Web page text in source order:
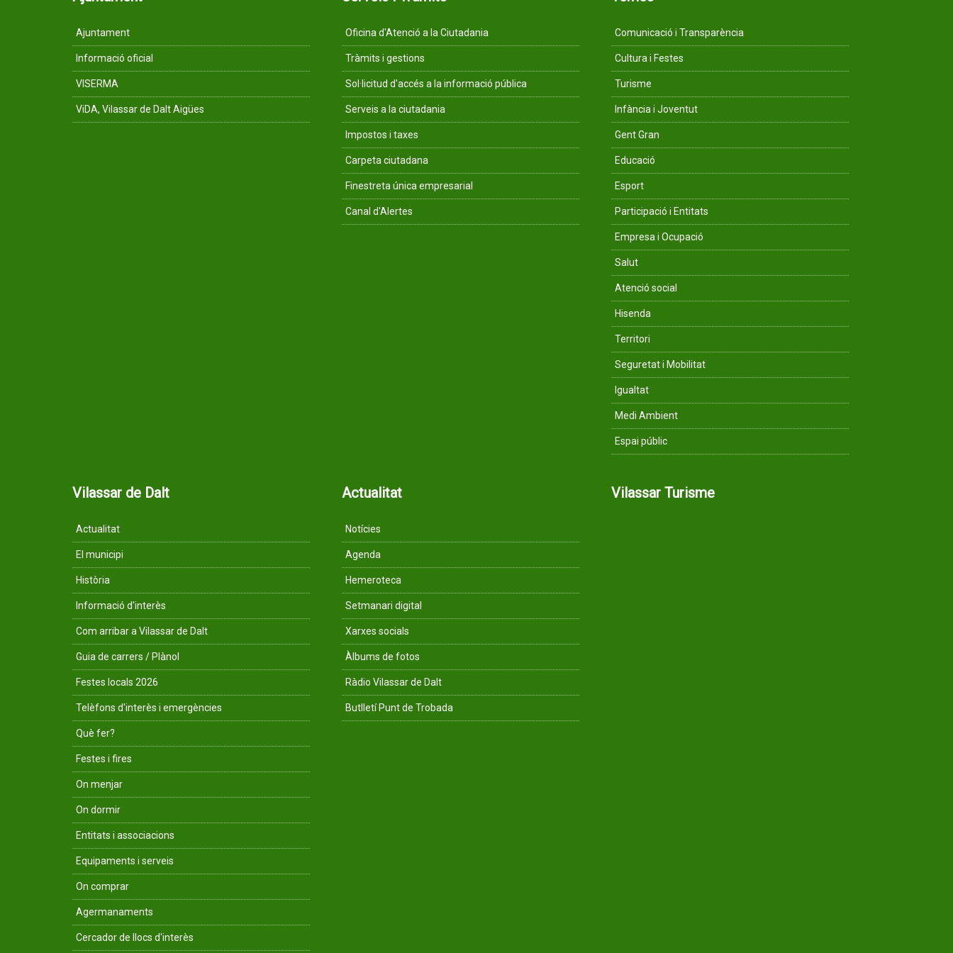
Ajuntament
Informació oficial
VISERMA
ViDA, Vilassar de Dalt Aigües
Oficina d'Atenció a la Ciutadania
Tràmits i gestions
Sol·licitud d'accés a la informació pública
Serveis a la ciutadania
Impostos i taxes
Carpeta ciutadana
Finestreta única empresarial
Canal d'Alertes
Comunicació i Transparència
Cultura i Festes
Turisme
Infància i Joventut
Gent Gran
Educació
Esport
Participació i Entitats
Empresa i Ocupació
Salut
Atenció social
Hisenda
Territori
Seguretat i Mobilitat
Igualtat
Medi Ambient
Espai públic
Vilassar de Dalt
Actualitat
El municipi
Història
Informació d'interès
Com arribar a Vilassar de Dalt
Guia de carrers / Plànol
Festes locals 2026
Telèfons d'interès i emergències
Què fer?
Festes i fires
On menjar
On dormir
Entitats i associacions
Equipaments i serveis
On comprar
Agermanaments
Cercador de llocs d'interès
Actualitat
Notícies
Agenda
Hemeroteca
Setmanari digital
Xarxes socials
Àlbums de fotos
Ràdio Vilassar de Dalt
Butlletí Punt de Trobada
Vilassar Turisme